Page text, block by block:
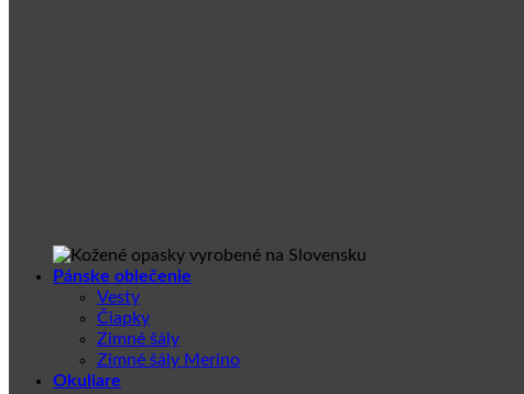
Pánske oblečenie
Vesty
Čiapky
Zimné šály
Zimné šály Merino
Okuliare